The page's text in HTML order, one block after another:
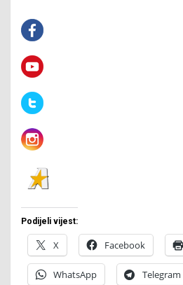
Podijeli vijest:
X Facebook
WhatsApp Telegram